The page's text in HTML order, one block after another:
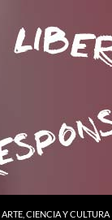
ARTE, CIENCIA Y CULTURA